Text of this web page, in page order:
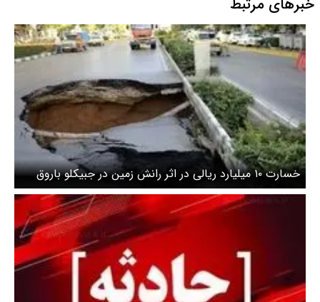
خبرهای مرتبط
خسارت ۱۰ میلیارد ریالی در اثر رانش زمین در جبیکلو باروق